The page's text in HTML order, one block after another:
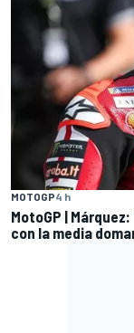
MOTOGP4 h
MotoGP |
con la media